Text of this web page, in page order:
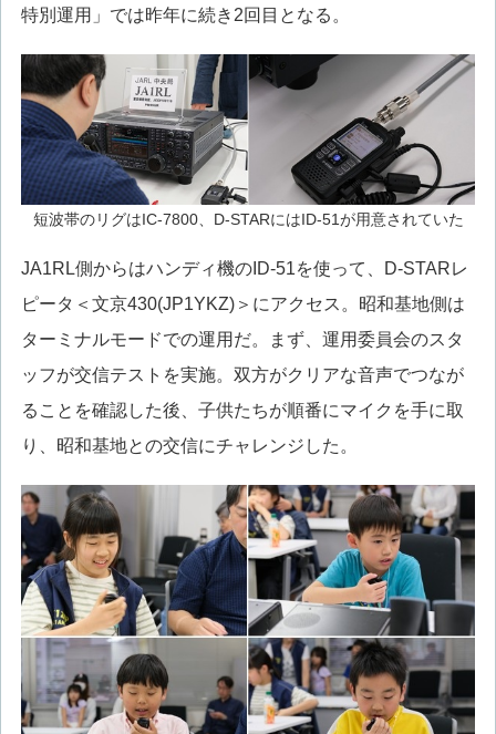
特別運用」では昨年に続き2回目となる。
短波帯のリグはIC-7800、D-STARにはID-51が用意されていた
JA1RL側からはハンディ機のID-51を使って、D-STARレ
ピータ＜文京430(JP1YKZ)＞にアクセス。昭和基地側は
ターミナルモードでの運用だ。まず、運用委員会のスタ
ッフが交信テストを実施。双方がクリアな音声でつなが
ることを確認した後、子供たちが順番にマイクを手に取
り、昭和基地との交信にチャレンジした。